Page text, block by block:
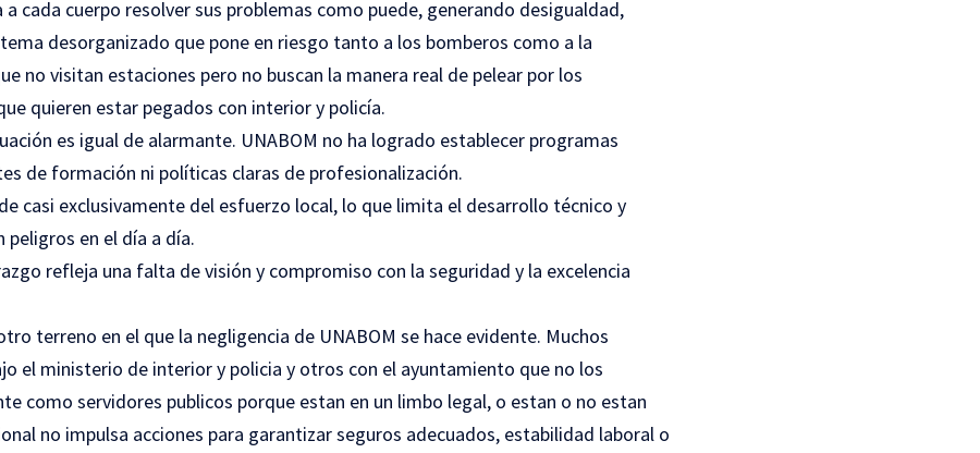
cada cuerpo resolver sus problemas como puede, generando desigualdad,
desorganizado que pone en riesgo tanto a los bomberos como a la
no visitan estaciones pero no buscan la manera real de pelear por los
quieren estar pegados con interior y policía.
es igual de alarmante. UNABOM no ha logrado establecer programas
de formación ni políticas claras de profesionalización.
casi exclusivamente del esfuerzo local, lo que limita el desarrollo técnico y
peligros en el día a día.
refleja una falta de visión y compromiso con la seguridad y la excelencia
terreno en el que la negligencia de UNABOM se hace evidente. Muchos
el ministerio de interior y policia y otros con el ayuntamiento que no los
como servidores publicos porque estan en un limbo legal, o estan o no estan
no impulsa acciones para garantizar seguros adecuados, estabilidad laboral o